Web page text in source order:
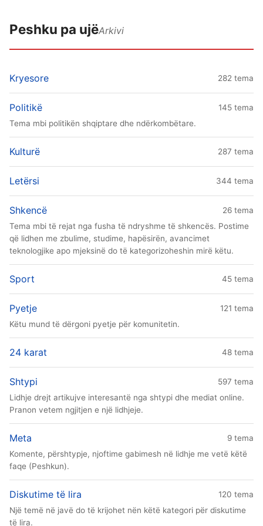
Peshku pa ujëArkivi
Kryesore 282 tema
Politikë
145 tema
Tema mbi politikën shqiptare dhe ndërkombëtare.
Kulturë 287 tema
Letërsi 344 tema
Shkencë
26 tema
Tema mbi të rejat nga fusha të ndryshme të shkencës. Postime
që lidhen me zbulime, studime, hapësirën, avancimet
teknologjike apo mjeksinë do të kategorizoheshin mirë këtu.
Sport 45 tema
Pyetje
121 tema
Këtu mund të dërgoni pyetje për komunitetin.
24 karat 48 tema
Shtypi
597 tema
Lidhje drejt artikujve interesantë nga shtypi dhe mediat online.
Pranon vetem ngjitjen e një lidhjeje.
Meta
9 tema
Komente, përshtypje, njoftime gabimesh në lidhje me vetë këtë
faqe (Peshkun).
Diskutime të lira
120 tema
Një temë në javë do të krijohet nën këtë kategori për diskutime
të lira.